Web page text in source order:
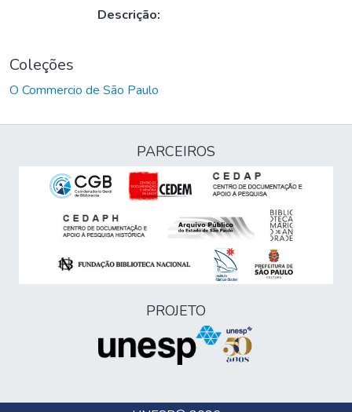
Descrição:
Coleções
O Commercio de São Paulo
PARCEIROS
PROJETO